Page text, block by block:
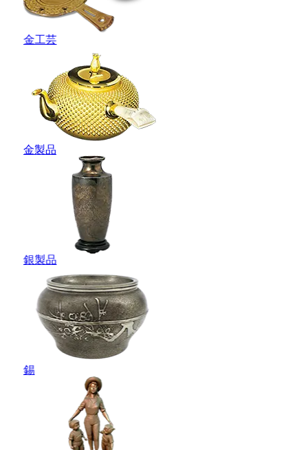
金工芸
金製品
銀製品
錫